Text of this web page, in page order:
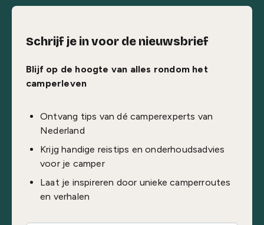
Schrijf je in voor de nieuwsbrief
Blijf op de hoogte van alles rondom het
camperleven
Ontvang tips van dé camperexperts van
Nederland
Krijg handige reistips en onderhoudsadvies
voor je camper
Laat je inspireren door unieke camperroutes
en verhalen